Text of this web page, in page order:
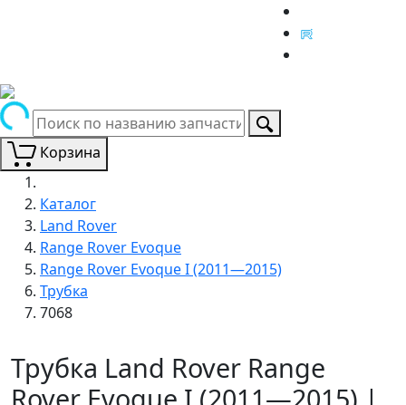
Корзина
Каталог
Land Rover
Range Rover Evoque
Range Rover Evoque I (2011—2015)
Трубка
7068
Трубка Land Rover Range